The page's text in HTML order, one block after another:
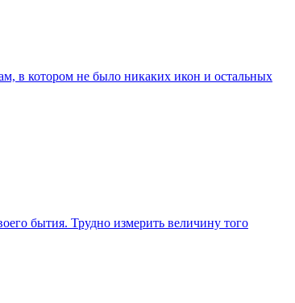
в котором не было никаких икон и остальных
бытия. Трудно измерить величину того